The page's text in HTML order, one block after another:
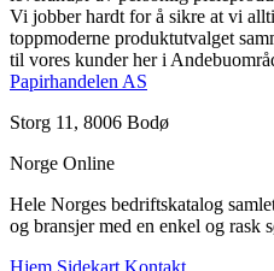
Vi jobber hardt for å sikre at vi
toppmoderne produktutvalget
til vores kunder her i
Papirhandelen AS
Storg 11, 8006 Bodø
Norge Online
Hele Norges bedriftskatalog
og bransjer med en enkel og rask
Hjem Sidekart Kontakt